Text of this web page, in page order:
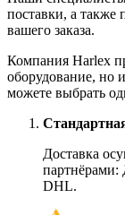
поставки, а также
вашего заказа.
Компания Harlex
оборудование, но
можете выбрать
Доставка
DHL.